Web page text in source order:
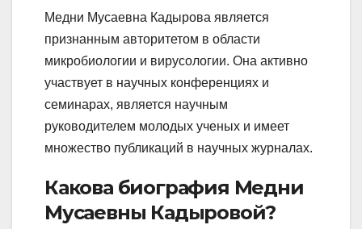
Медни Мусаевна Кадырова является
признанным авторитетом в области
микробиологии и вирусологии. Она активно
участвует в научных конференциях и
семинарах, является научным
руководителем молодых ученых и имеет
множество публикаций в научных журналах.
Какова биография Медни
Мусаевны Кадыровой?